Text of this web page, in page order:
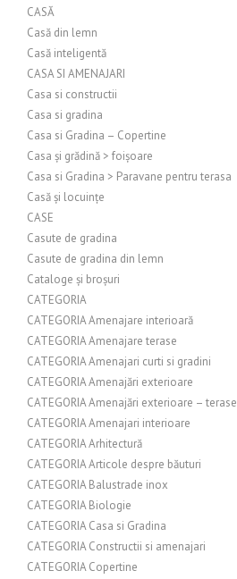
CASĂ
Casă din lemn
Casă inteligentă
CASA SI AMENAJARI
Casa si constructii
Casa si gradina
Casa si Gradina – Copertine
Casa și grădină > foișoare
Casa si Gradina > Paravane pentru terasa
Casă și locuințe
CASE
Casute de gradina
Casute de gradina din lemn
Cataloge și broșuri
CATEGORIA
CATEGORIA Amenajare interioară
CATEGORIA Amenajare terase
CATEGORIA Amenajari curti si gradini
CATEGORIA Amenajări exterioare
CATEGORIA Amenajări exterioare – terase
CATEGORIA Amenajari interioare
CATEGORIA Arhitectură
CATEGORIA Articole despre băuturi
CATEGORIA Balustrade inox
CATEGORIA Biologie
CATEGORIA Casa si Gradina
CATEGORIA Constructii si amenajari
CATEGORIA Copertine